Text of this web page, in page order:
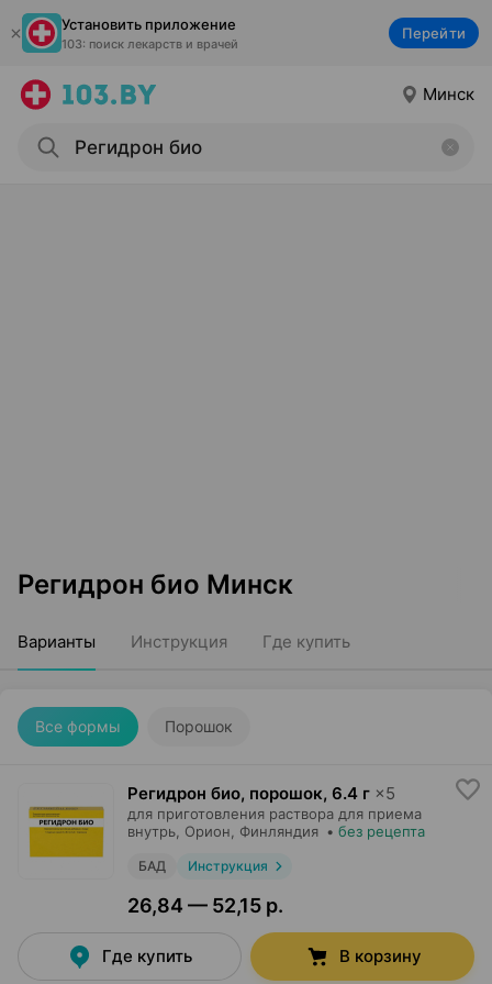
Установить приложение
103: поиск лекарств и врачей
Перейти
Минск
Регидрон био Минск
Варианты Инструкция Где купить
Все формы Порошок
Регидрон био, порошок, 6.4 г ×5
для приготовления раствора для приема
внутрь, Орион , Финляндия • без рецепта
БАД Инструкция
26,84 — 52,15 р.
Где купить В корзину